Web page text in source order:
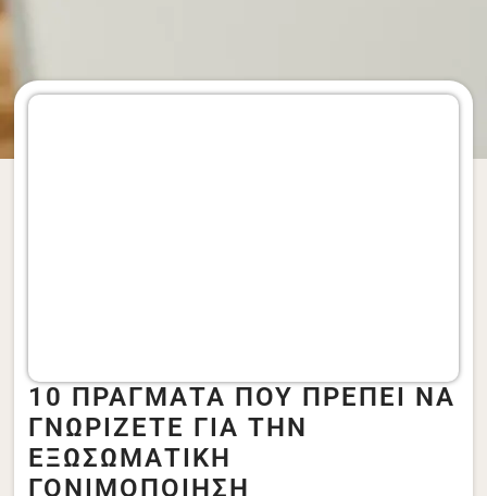
10 ΠΡΑΓΜΑΤΑ ΠΟΥ ΠΡΕΠΕΙ ΝΑ
ΓΝΩΡΙΖΕΤΕ ΓΙΑ ΤΗΝ
ΕΞΩΣΩΜΑΤΙΚΗ
ΓΟΝΙΜΟΠΟΙΗΣΗ